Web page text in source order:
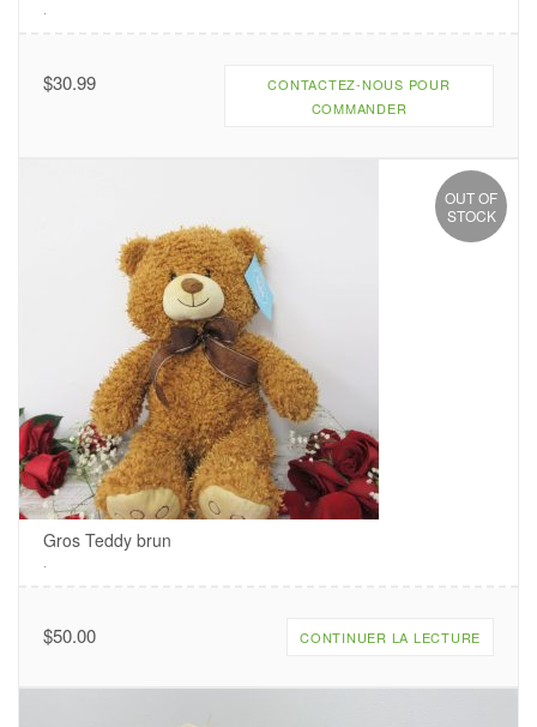
$30.99
CONTACTEZ-NOUS POUR
COMMANDER
OUT OF
STOCK
Gros Teddy brun
$50.00 CONTINUER LA LECTURE